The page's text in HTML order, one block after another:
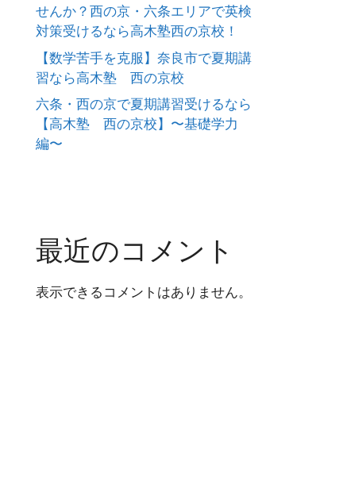
せんか？西の京・六条エリアで英検
対策受けるなら高木塾西の京校！
【数学苦手を克服】奈良市で夏期講
習なら高木塾 西の京校
六条・西の京で夏期講習受けるなら
【高木塾 西の京校】〜基礎学力
編〜
最近のコメント
表示できるコメントはありません。